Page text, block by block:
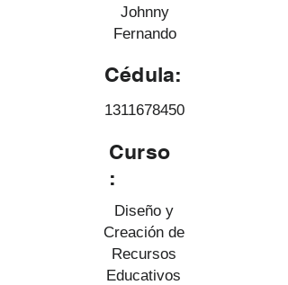
Johnny
Fernando
Cédula:
1311678450
Curso
:
Diseño y
Creación de
Recursos
Educativos